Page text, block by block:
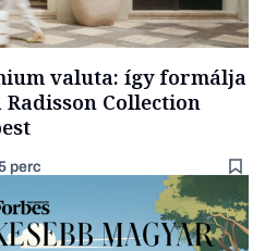
valuta: így formálja
Collection
perc